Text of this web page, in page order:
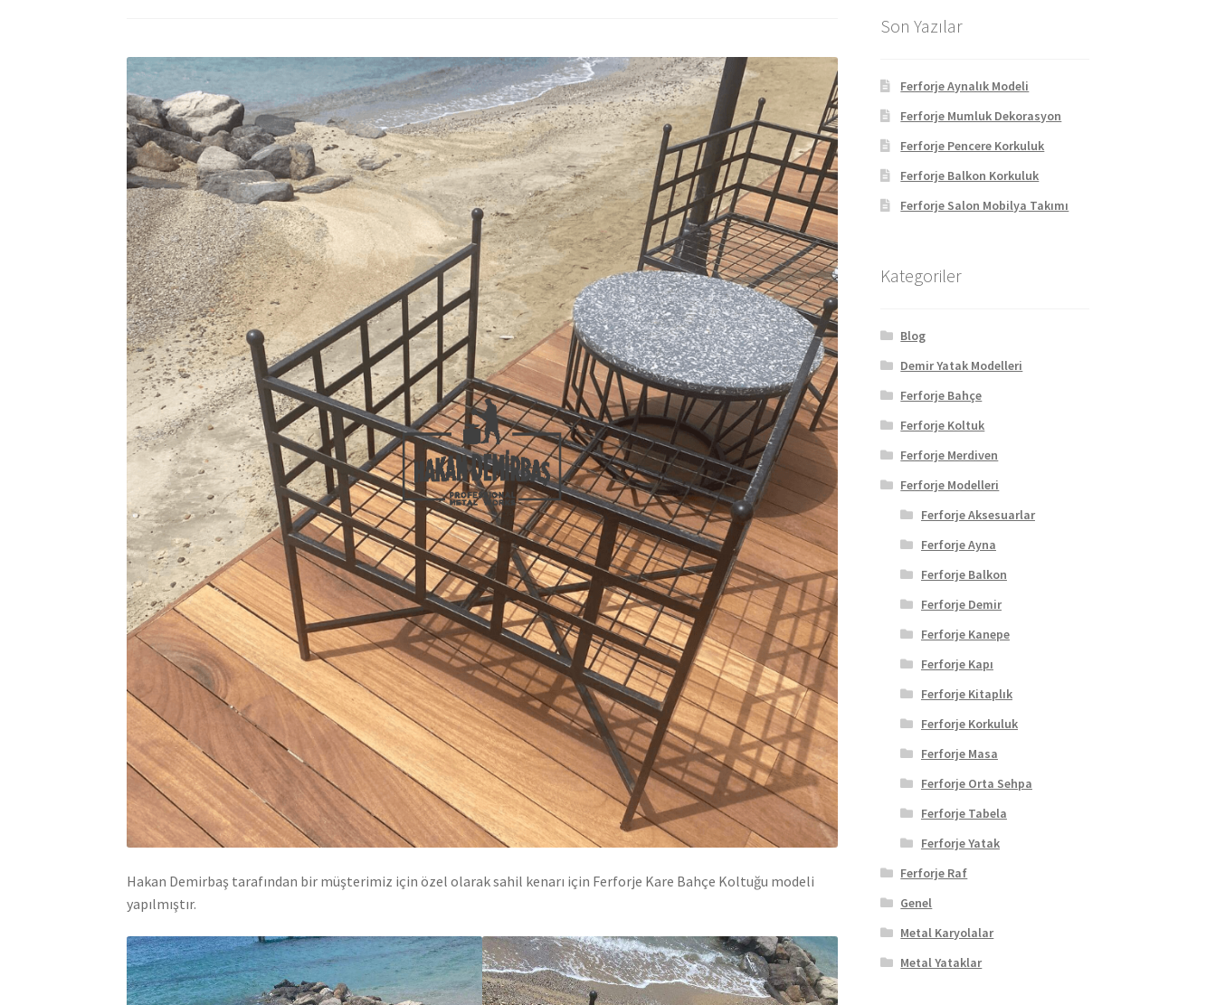
Hakan Demirbaş tarafından bir müşterimiz için özel olarak sahil kenarı için Ferforje Kare Bahçe Koltuğu modeli
yapılmıştır.
Son Yazılar
Ferforje Aynalık Modeli
Ferforje Mumluk Dekorasyon
Ferforje Pencere Korkuluk
Ferforje Balkon Korkuluk
Ferforje Salon Mobilya Takımı
Kategoriler
Blog
Demir Yatak Modelleri
Ferforje Bahçe
Ferforje Koltuk
Ferforje Merdiven
Ferforje Modelleri
Ferforje Aksesuarlar
Ferforje Ayna
Ferforje Balkon
Ferforje Demir
Ferforje Kanepe
Ferforje Kapı
Ferforje Kitaplık
Ferforje Korkuluk
Ferforje Masa
Ferforje Orta Sehpa
Ferforje Tabela
Ferforje Yatak
Ferforje Raf
Genel
Metal Karyolalar
Metal Yataklar